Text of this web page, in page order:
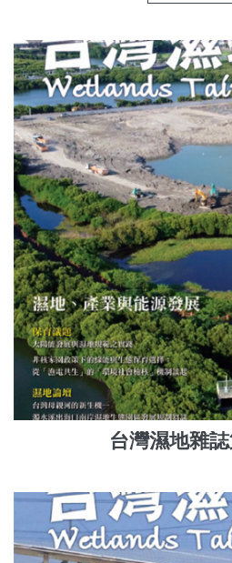
台灣濕地雜誌